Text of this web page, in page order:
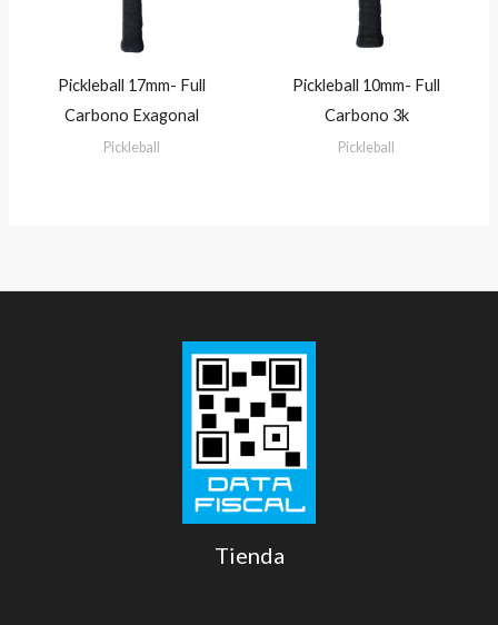
Pickleball 17mm- Full
Carbono Exagonal
Pickleball
Pickleball 10mm- Full
Carbono 3k
Pickleball
Tienda